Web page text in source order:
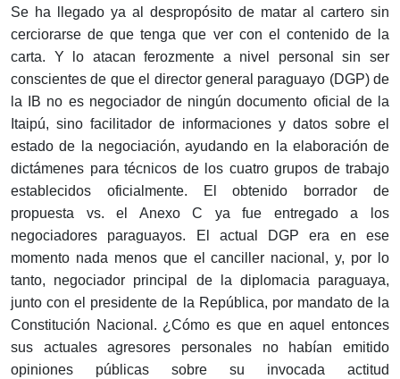
Se ha llegado ya al despropósito de matar al cartero sin
cerciorarse de que tenga que ver con el contenido de la
carta. Y lo atacan ferozmente a nivel personal sin ser
conscientes de que el director general paraguayo (DGP) de
la IB no es negociador de ningún documento oficial de la
Itaipú, sino facilitador de informaciones y datos sobre el
estado de la negociación, ayudando en la elaboración de
dictámenes para técnicos de los cuatro grupos de trabajo
establecidos oficialmente. El obtenido borrador de
propuesta vs. el Anexo C ya fue entregado a los
negociadores paraguayos. El actual DGP era en ese
momento nada menos que el canciller nacional, y, por lo
tanto, negociador principal de la diplomacia paraguaya,
junto con el presidente de la República, por mandato de la
Constitución Nacional. ¿Cómo es que en aquel entonces
sus actuales agresores personales no habían emitido
opiniones públicas sobre su invocada actitud